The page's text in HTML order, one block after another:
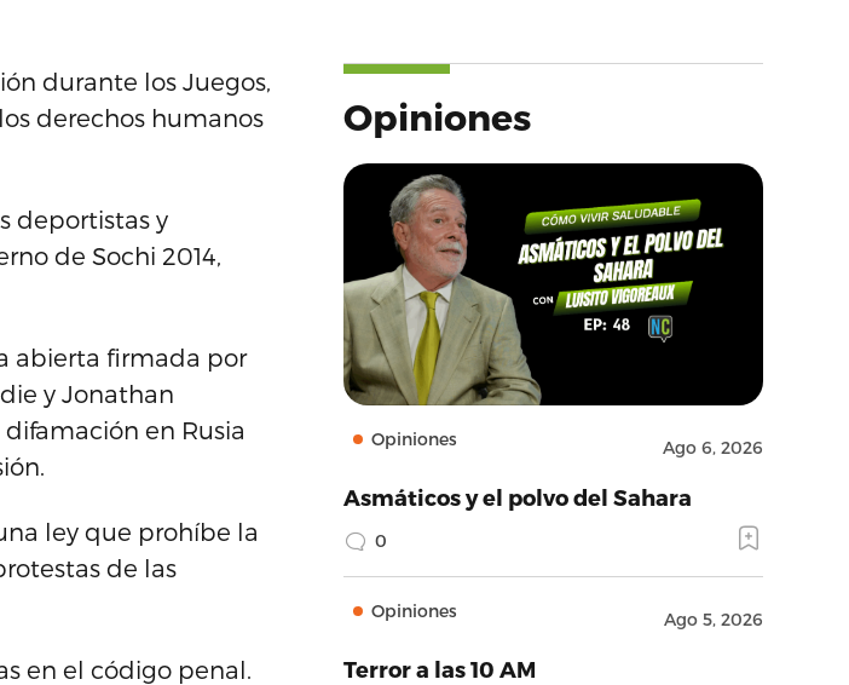
durante los Juegos,
derechos humanos
deportistas y
de Sochi 2014,
abierta firmada por
y Jonathan
en Rusia
ley que prohíbe la
de las
en el código penal.
Opiniones
Opiniones Ago 6, 2026
Asmáticos y el polvo del Sahara
0
Opiniones Ago 5, 2026
Terror a las 10 AM